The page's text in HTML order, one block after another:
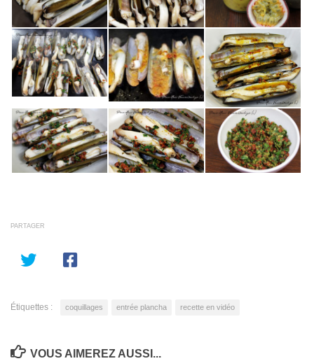
PARTAGER
Étiquettes : coquillages entrée plancha recette en vidéo
VOUS AIMEREZ AUSSI...